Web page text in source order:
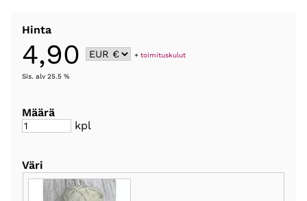
Hinta
4,90 +toimituskulut
Sis. alv 25.5 %
Määrä
kpl
Väri